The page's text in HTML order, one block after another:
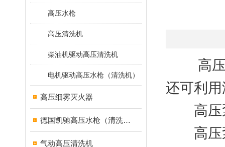
高压水枪
高压清洗机
柴油机驱动高压清洗机
电机驱动高压水枪（清洗机）
高压细雾灭火器
德国凯驰高压水枪（清洗机）
气动高压清洗机
高压
还可利
高压
高压泵